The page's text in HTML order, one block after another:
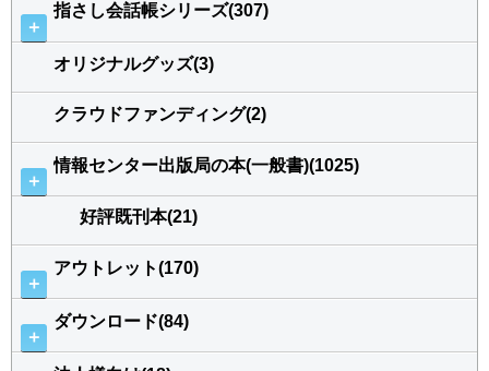
＋
指さし会話帳シリーズ(307)
オリジナルグッズ(3)
クラウドファンディング(2)
＋
情報センター出版局の本(一般書)(1025)
好評既刊本(21)
＋
アウトレット(170)
＋
ダウンロード(84)